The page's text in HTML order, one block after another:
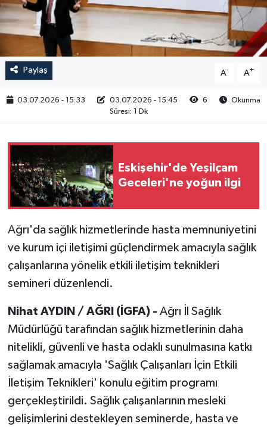
Paylaş A- A+
03.07.2026 - 15:33 03.07.2026 - 15:45 6
Okunma
Süresi: 1 Dk
Eskişehir'de Yeşilçam
Geceleri'ne yoğun ilgi
Ağrı'da sağlık hizmetlerinde hasta memnuniyetini
ve kurum içi iletişimi güçlendirmek amacıyla sağlık
çalışanlarına yönelik etkili iletişim teknikleri
semineri düzenlendi.
Nihat AYDIN / AĞRI (İGFA) - Ağrı İl Sağlık
Müdürlüğü tarafından sağlık hizmetlerinin daha
nitelikli, güvenli ve hasta odaklı sunulmasına katkı
sağlamak amacıyla 'Sağlık Çalışanları İçin Etkili
İletişim Teknikleri' konulu eğitim programı
gerçekleştirildi. Sağlık çalışanlarının mesleki
gelişimlerini destekleyen seminerde, hasta ve
RESMİ İLAN